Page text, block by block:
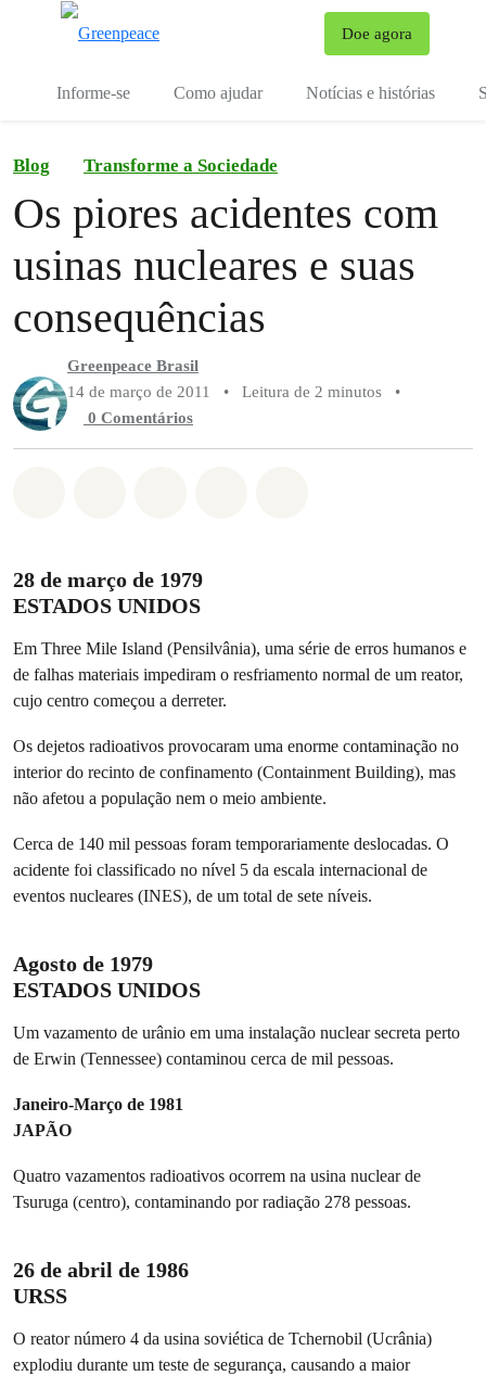
Doe agora
Informe-se Como ajudar Notícias e histórias
Blog Transforme a Sociedade
Os piores acidentes com
usinas nucleares e suas
consequências
Greenpeace Brasil
14 de março de 2011
• Leitura de 2 minutos
•
0 Comentários
28 de março de 1979
ESTADOS UNIDOS
Em Three Mile Island (Pensilvânia), uma série de erros humanos e
de falhas materiais impediram o resfriamento normal de um reator,
cujo centro começou a derreter.
Os dejetos radioativos provocaram uma enorme contaminação no
interior do recinto de confinamento (Containment Building), mas
não afetou a população nem o meio ambiente.
Cerca de 140 mil pessoas foram temporariamente deslocadas. O
acidente foi classificado no nível 5 da escala internacional de
eventos nucleares (INES), de um total de sete níveis.
Agosto de 1979
ESTADOS UNIDOS
Um vazamento de urânio em uma instalação nuclear secreta perto
de Erwin (Tennessee) contaminou cerca de mil pessoas.
Janeiro-Março de 1981
JAPÃO
Quatro vazamentos radioativos ocorrem na usina nuclear de
Tsuruga (centro), contaminando por radiação 278 pessoas.
26 de abril de 1986
URSS
O reator número 4 da usina soviética de Tchernobil (Ucrânia)
explodiu durante um teste de segurança, causando a maior